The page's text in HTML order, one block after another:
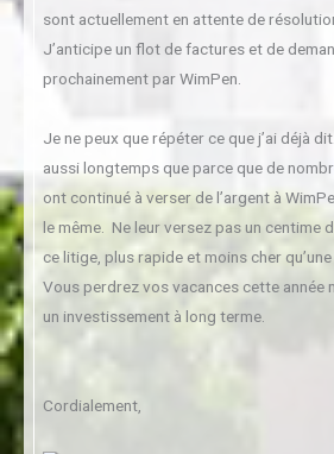
sont actuellement en attente de
J’anticipe un flot de factures et de
prochainement par WimPen.
Je ne peux que répéter ce que j’ai déjà
aussi longtemps que parce que de
ont continué à verser de l’argent à
le même. Ne leur versez pas un centime
ce litige, plus rapide et moins cher
Vous perdrez vos vacances cette année
un investissement à long terme.
Cordialement,